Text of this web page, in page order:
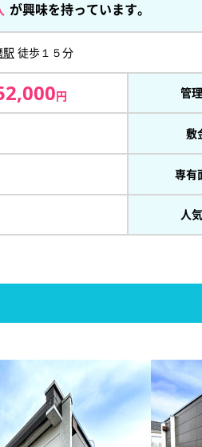
が興味を持っています。
徒歩１５分
円 管
敷
専有
人